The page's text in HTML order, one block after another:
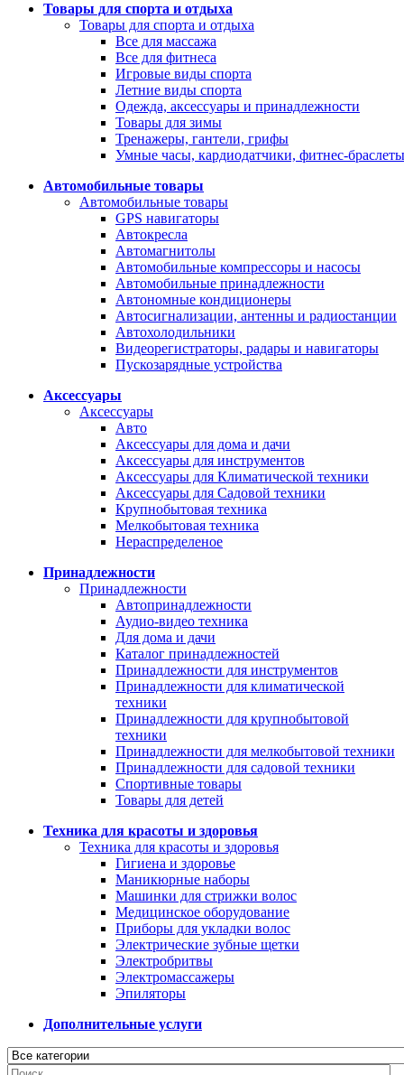
Товары для спорта и отдыха
Товары для спорта и отдыха
Все для массажа
Все для фитнеса
Игровые виды спорта
Летние виды спорта
Одежда, аксессуары и принадлежности
Товары для зимы
Тренажеры, гантели, грифы
Умные часы, кардиодатчики, фитнес-браслеты
Автомобильные товары
Автомобильные товары
GPS навигаторы
Автокресла
Автомагнитолы
Автомобильные компрессоры и насосы
Автомобильные принадлежности
Автономные кондиционеры
Автосигнализации, антенны и радиостанции
Автохолодильники
Видеорегистраторы, радары и навигаторы
Пускозарядные устройства
Аксессуары
Аксессуары
Авто
Аксессуары для дома и дачи
Аксессуары для инструментов
Аксессуары для Климатической техники
Аксессуары для Садовой техники
Крупнобытовая техника
Мелкобытовая техника
Нераспределеное
Принадлежности
Принадлежности
Автопринадлежности
Аудио-видео техника
Для дома и дачи
Каталог принадлежностей
Принадлежности для инструментов
Принадлежности для климатической
техники
Принадлежности для крупнобытовой
техники
Принадлежности для мелкобытовой техники
Принадлежности для садовой техники
Спортивные товары
Товары для детей
Техника для красоты и здоровья
Техника для красоты и здоровья
Гигиена и здоровье
Маникюрные наборы
Машинки для стрижки волос
Медицинское оборудование
Приборы для укладки волос
Электрические зубные щетки
Электробритвы
Электромассажеры
Эпиляторы
Дополнительные услуги